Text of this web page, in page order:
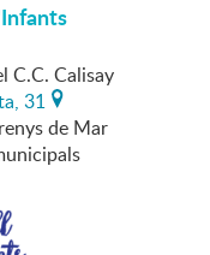
C.C. Calisay
31
de Mar